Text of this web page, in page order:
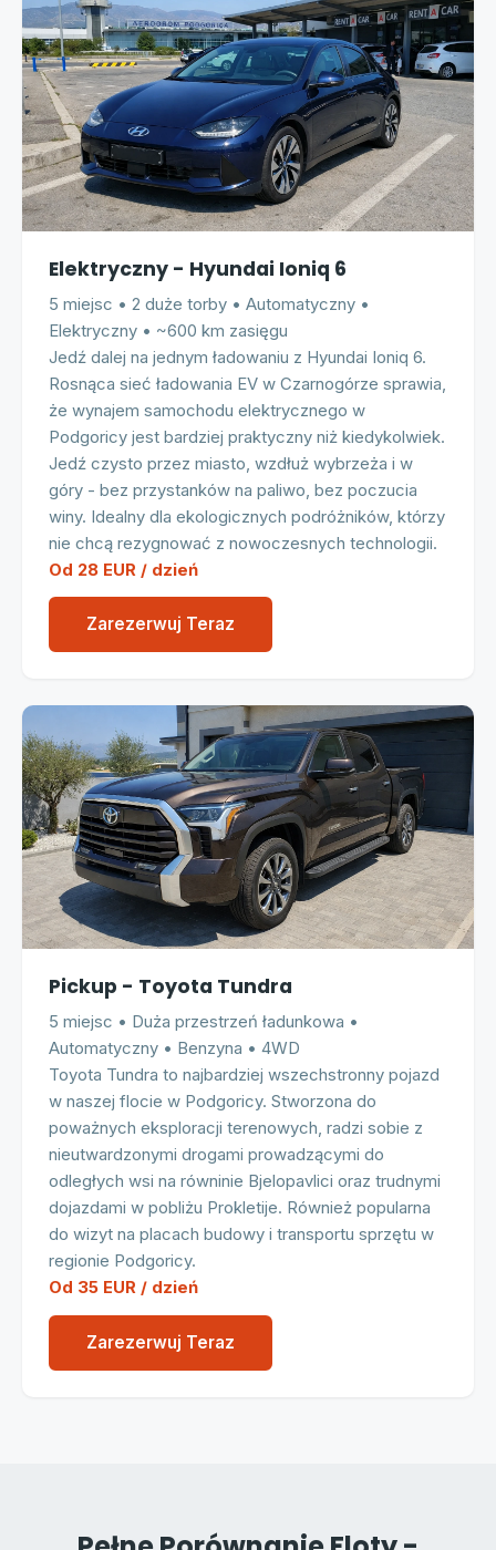
Elektryczny - Hyundai Ioniq 6
5 miejsc • 2 duże torby • Automatyczny •
Elektryczny • ~600 km zasięgu
Jedź dalej na jednym ładowaniu z Hyundai Ioniq 6.
Rosnąca sieć ładowania EV w Czarnogórze sprawia,
że wynajem samochodu elektrycznego w
Podgoricy jest bardziej praktyczny niż kiedykolwiek.
Jedź czysto przez miasto, wzdłuż wybrzeża i w
góry - bez przystanków na paliwo, bez poczucia
winy. Idealny dla ekologicznych podróżników, którzy
nie chcą rezygnować z nowoczesnych technologii.
Od 28 EUR / dzień
Zarezerwuj Teraz
Pickup - Toyota Tundra
5 miejsc • Duża przestrzeń ładunkowa •
Automatyczny • Benzyna • 4WD
Toyota Tundra to najbardziej wszechstronny pojazd
w naszej flocie w Podgoricy. Stworzona do
poważnych eksploracji terenowych, radzi sobie z
nieutwardzonymi drogami prowadzącymi do
odległych wsi na równinie Bjelopavlici oraz trudnymi
dojazdami w pobliżu Prokletije. Również popularna
do wizyt na placach budowy i transportu sprzętu w
regionie Podgoricy.
Od 35 EUR / dzień
Zarezerwuj Teraz